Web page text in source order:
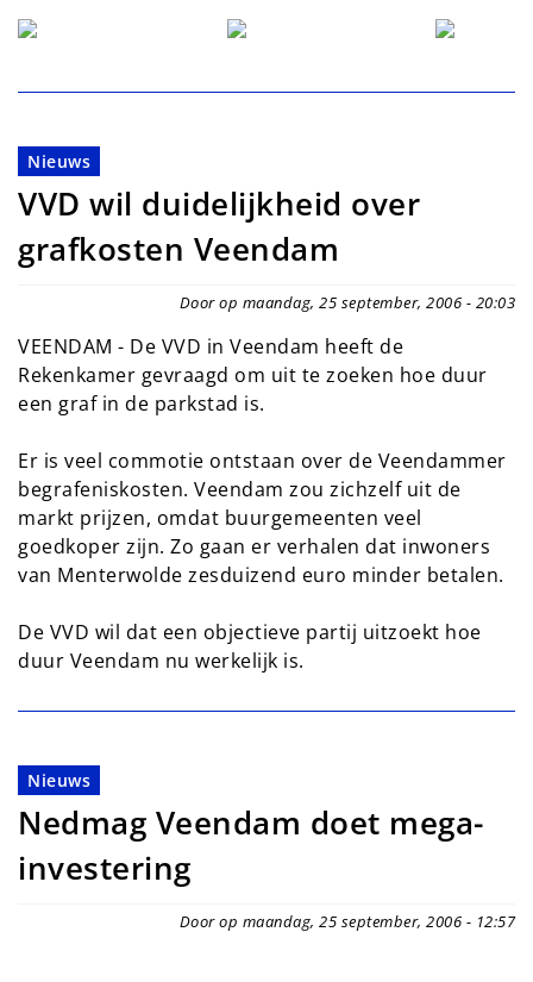
Nieuws
VVD wil duidelijkheid over
grafkosten Veendam
Door op maandag, 25 september, 2006 - 20:03
VEENDAM - De VVD in Veendam heeft de
Rekenkamer gevraagd om uit te zoeken hoe duur
een graf in de parkstad is.
Er is veel commotie ontstaan over de Veendammer
begrafeniskosten. Veendam zou zichzelf uit de
markt prijzen, omdat buurgemeenten veel
goedkoper zijn. Zo gaan er verhalen dat inwoners
van Menterwolde zesduizend euro minder betalen.
De VVD wil dat een objectieve partij uitzoekt hoe
duur Veendam nu werkelijk is.
Nieuws
Nedmag Veendam doet mega-
investering
Door op maandag, 25 september, 2006 - 12:57